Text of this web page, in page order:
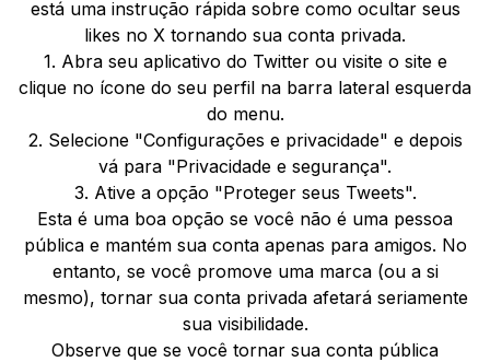
está uma instrução rápida sobre como ocultar seus
likes no X tornando sua conta privada.
1. Abra seu aplicativo do Twitter ou visite o site e
clique no ícone do seu perfil na barra lateral esquerda
do menu.
2. Selecione "Configurações e privacidade" e depois
vá para "Privacidade e segurança".
3. Ative a opção "Proteger seus Tweets".
Esta é uma boa opção se você não é uma pessoa
pública e mantém sua conta apenas para amigos. No
entanto, se você promove uma marca (ou a si
mesmo), tornar sua conta privada afetará seriamente
sua visibilidade.
Observe que se você tornar sua conta pública